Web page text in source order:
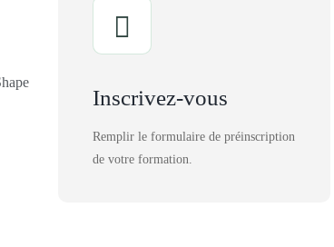
Inscrivez-vous
Remplir le formulaire de préinscription
de votre formation.